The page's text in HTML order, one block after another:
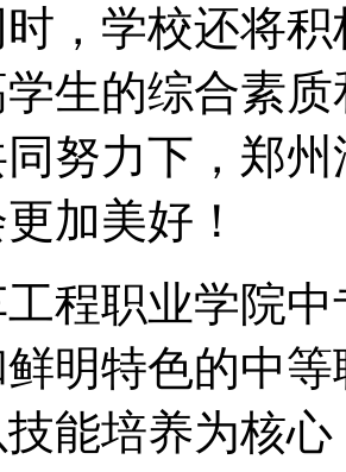
，学校还将
生的综合素
努力下，郑
加美好！
程职业学院
鲜明特色的中
能培养为核